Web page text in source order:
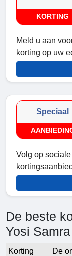
KORTING
Meld u aan
korting op uw
Speciaal
Volg op
De beste
Yosi
Korting De